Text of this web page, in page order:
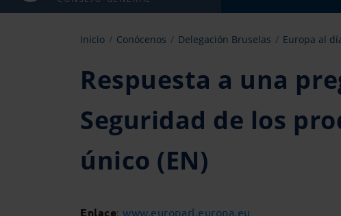
Inicio Conócenos Delegación Bruselas Europa al
Respuesta a una
Seguridad de los
único (EN)
Enlace:www.europarl.europa.eu